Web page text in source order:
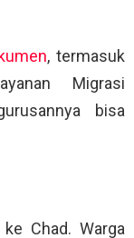
, termasuk
Migrasi
bisa
Chad. Warga